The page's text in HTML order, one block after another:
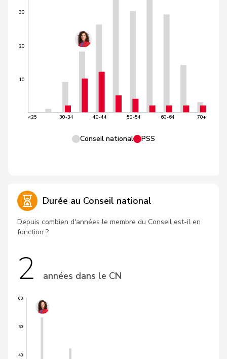
10
20
30
<25 30-34 40-44 50-54 60-64 70+
Conseil national PSS
Durée au Conseil national
Depuis combien d'années le membre du Conseil est-il en
fonction ?
2 années dans le CN
40
50
60